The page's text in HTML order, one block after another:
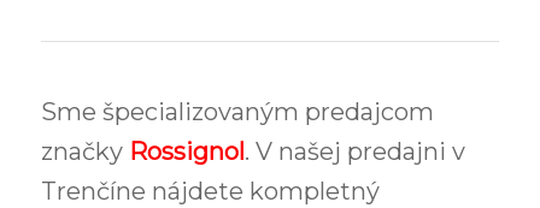
Sme špecializovaným predajcom
značky Rossignol. V našej predajni v
Trenčíne nájdete kompletný